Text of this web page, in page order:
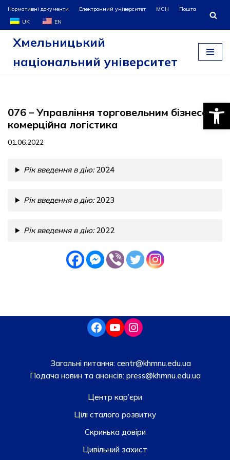
Перейти
до
Нормативні документи Електронний університет МСН
Пошта
UK
EN
Хмельницький
національний університет
076 – Управління торговельним бізнесом і
комерційна логістика
01.06.2022
Рік введення в дію:2024
Рік введення в дію:2023
Рік введення в дію:2022
Загальні питання: centr@khmnu.edu.ua
Подача новин та анонсів:press@khmnu.edu.ua
Центр кар’єри
Цілі сталого розвитку
Скринька довiри
Цивільний захист